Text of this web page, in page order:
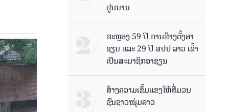
ຢູນນານ
ສະຫຼອງ 59 ປີ ການສ້າງຕັ້ງອາ
ຊຽນ ແລະ 29 ປີ ສປປ ລາວ ເຂົ້າ
ເປັນສະມາຊິກອາຊຽນ
ສ້າງຄວາມເຂັ້ມແຂງໃຫ້ສື່ມວນ
ຊົນຊາວໜຸ່ມລາວ